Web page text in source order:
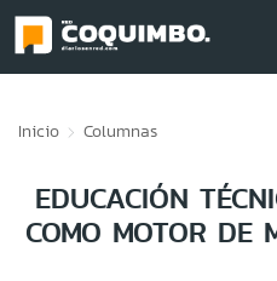
Inicio Columnas
EDUCACIÓN
COMO MOTOR DE